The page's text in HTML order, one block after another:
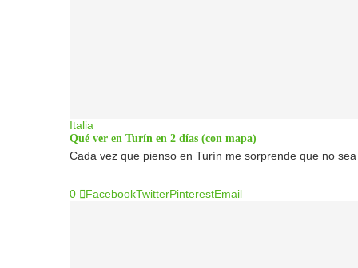
Italia
Qué ver en Turín en 2 días (con mapa)
Cada vez que pienso en Turín me sorprende que no
0
FacebookTwitterPinterestEmail